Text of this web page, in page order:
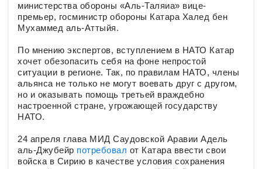
министерства обороны «Аль-Таляиа» вице-
премьер, госминистр обороны Катара Халед бен
Мухаммед аль-Аттыйя.
По мнению экспертов, вступлением в НАТО Катар
хочет обезопасить себя на фоне непростой
ситуации в регионе. Так, по правилам НАТО, члены
альянса не только не могут воевать друг с другом,
но и оказывать помощь третьей враждебно
настроенной стране, угрожающей государству
НАТО.
24 апреля глава МИД Саудовской Аравии Адель
аль-Джубейр потребовал от Катара ввести свои
войска в Сирию в качестве условия сохранения